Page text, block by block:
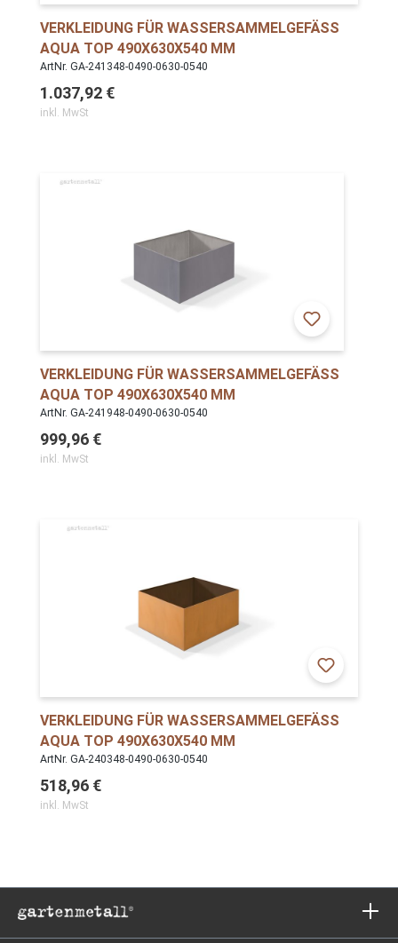
VERKLEIDUNG FÜR WASSERSAMMELGEFÄSS A
QUA TOP 490X630X540 MM
ArtNr. GA-241348-0490-0630-0540
1.037,92 €
inkl. MwSt
VERKLEIDUNG FÜR WASSERSAMMELGEFÄSS A
QUA TOP 490X630X540 MM
ArtNr. GA-241948-0490-0630-0540
999,96 €
inkl. MwSt
VERKLEIDUNG FÜR WASSERSAMMELGEFÄSS A
QUA TOP 490X630X540 MM
ArtNr. GA-240348-0490-0630-0540
518,96 €
inkl. MwSt